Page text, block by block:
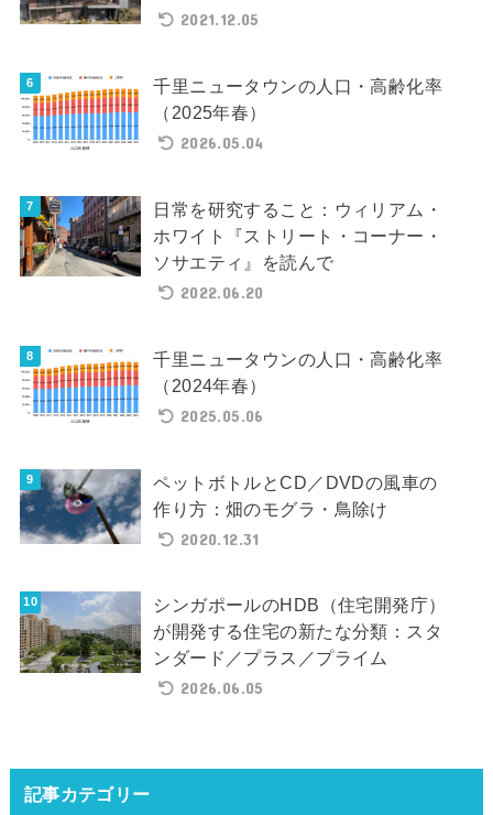
2021.12.05
千里ニュータウンの人口・高齢化率
（2025年春）
2026.05.04
日常を研究すること：ウィリアム・
ホワイト『ストリート・コーナー・
ソサエティ』を読んで
2022.06.20
千里ニュータウンの人口・高齢化率
（2024年春）
2025.05.06
ペットボトルとCD／DVDの風車の
作り方：畑のモグラ・鳥除け
2020.12.31
シンガポールのHDB（住宅開発庁）
が開発する住宅の新たな分類：スタ
ンダード／プラス／プライム
2026.06.05
記事カテゴリー